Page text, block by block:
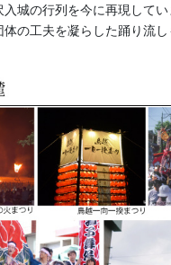
パ
2019/07/23
石川・加賀獅子
る得物です。
入城の行列を今に再現して
の工夫を凝らした踊り流し